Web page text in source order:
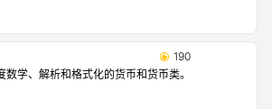
190
数学、解析和格式化的货币和货币类。